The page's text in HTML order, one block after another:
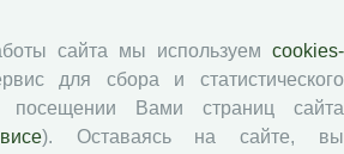
социальные перемены
территории
сайта мы используем cookies-
для сбора и статистического
Вами страниц сайта
). Оставаясь на сайте, вы